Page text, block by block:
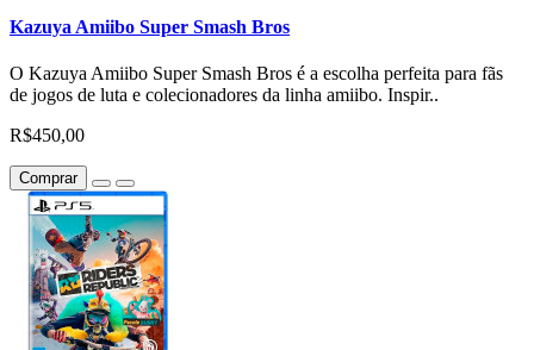
Kazuya Amiibo Super Smash Bros
O Kazuya Amiibo Super Smash Bros é a escolha perfeita para fãs
de jogos de luta e colecionadores da linha amiibo. Inspir..
R$450,00
Comprar